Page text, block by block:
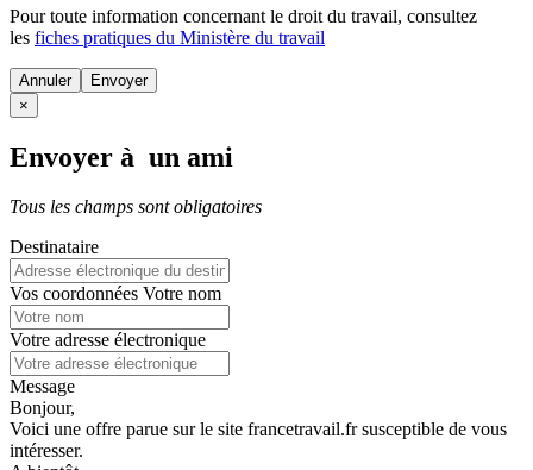
Pour toute information concernant le droit du travail, consultez
les fiches pratiques du Ministère du travail
Annuler
×
Envoyer à un ami
Tous les champs sont obligatoires
Destinataire
Vos coordonnées Votre nom
Votre adresse électronique
Message
Bonjour,
Voici une offre parue sur le site francetravail.fr susceptible de vous
intéresser.